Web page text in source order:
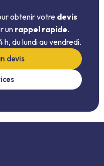
obtenir votre devis
unrappel rapide.
h, du lundi au vendredi.
devis